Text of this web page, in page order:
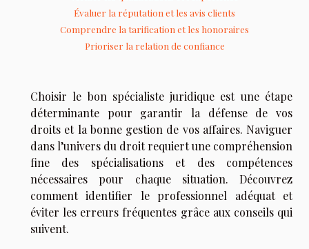
Évaluer la réputation et les avis clients
Comprendre la tarification et les honoraires
Prioriser la relation de confiance
Choisir le bon spécialiste juridique est une étape
déterminante pour garantir la défense de vos
droits et la bonne gestion de vos affaires. Naviguer
dans l’univers du droit requiert une compréhension
fine des spécialisations et des compétences
nécessaires pour chaque situation. Découvrez
comment identifier le professionnel adéquat et
éviter les erreurs fréquentes grâce aux conseils qui
suivent.